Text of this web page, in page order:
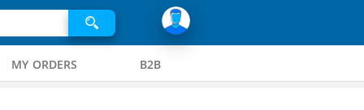
MY ORDERS B2B